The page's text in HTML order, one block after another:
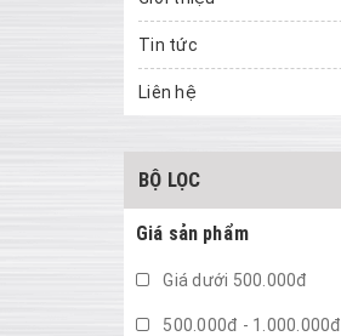
Tin tức
Liên hệ
BỘ LỌC
Giá sản phẩm
Giá dưới 500.000đ
500.000đ - 1.000.000đ